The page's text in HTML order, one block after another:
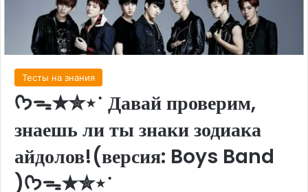
Тесты на знания
ᡣ𐭩ᯓ★✮⋆˙ Давай проверим,
знаешь ли ты знаки зодиака
айдолов!(версия: Boys Band
)ᡣ𐭩ᯓ★✮⋆˙